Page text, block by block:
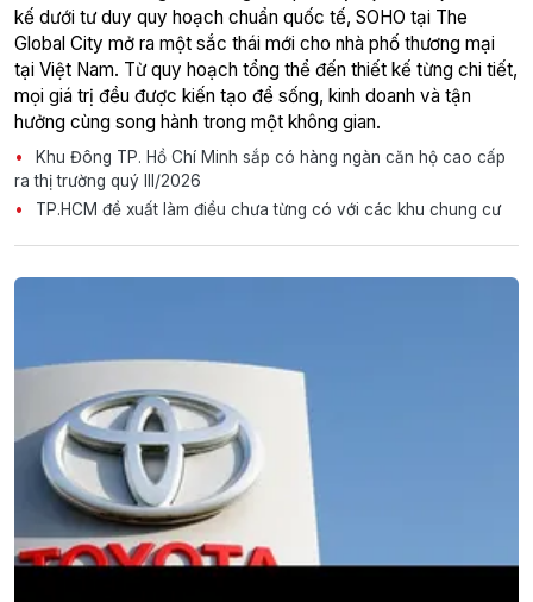
kế dưới tư duy quy hoạch chuẩn quốc tế, SOHO tại The
Global City mở ra một sắc thái mới cho nhà phố thương mại
tại Việt Nam. Từ quy hoạch tổng thể đến thiết kế từng chi tiết,
mọi giá trị đều được kiến tạo để sống, kinh doanh và tận
hưởng cùng song hành trong một không gian.
Khu Đông TP. Hồ Chí Minh sắp có hàng ngàn căn hộ cao cấp
ra thị trường quý III/2026
TP.HCM đề xuất làm điều chưa từng có với các khu chung cư